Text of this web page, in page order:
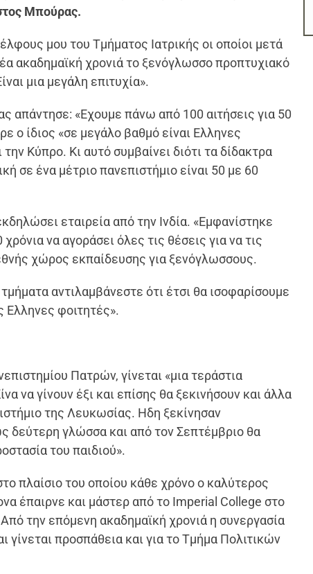
Μπούρας.
μου του Τμήματος Ιατρικής οι οποίοι μετά
ακαδημαϊκή χρονιά το ξενόγλωσσο προπτυχιακό
μια μεγάλη επιτυχία».
«Εχουμε πάνω από 100 αιτήσεις για 50
ο ίδιος «σε μεγάλο βαθμό είναι Ελληνες
Κύπρο. Κι αυτό συμβαίνει διότι τα δίδακτρα
σε ένα μέτριο πανεπιστήμιο είναι 50 με 60
εταιρεία από την Ινδία. «Εμφανίστηκε
να αγοράσει όλες τις θέσεις για να τις
χώρος εκπαίδευσης για ξενόγλωσσους.
αντιλαμβάνεστε ότι έτσι θα ισοφαρίσουμε
φοιτητές».
Πατρών, γίνεται «μια τεράστια
να γίνουν έξι και επίσης θα ξεκινήσουν και άλλα
της Λευκωσίας. Ηδη ξεκίνησαν
δεύτερη γλώσσα και από τον Σεπτέμβριο θα
του παιδιού».
πλαίσιο του οποίου κάθε χρόνο ο καλύτερος
έπαιρνε και μάστερ από το Imperial College στο
την επόμενη ακαδημαϊκή χρονιά η συνεργασία
προσπάθεια και για το Τμήμα Πολιτικών